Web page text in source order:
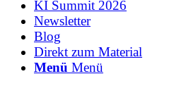
KI Summit 2026
Newsletter
Blog
Direkt zum Material
Menü Menü